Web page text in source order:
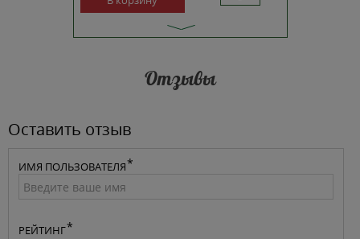
Отзывы
Оставить отзыв
ИМЯ ПОЛЬЗОВАТЕЛЯ
РЕЙТИНГ